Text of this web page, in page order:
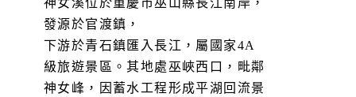
發源於官渡鎮，
下游於青石鎮匯入長江，屬國家4A
級旅遊景區。其地處巫峽西口，毗鄰
神女峰，因蓄水工程形成平湖回流景